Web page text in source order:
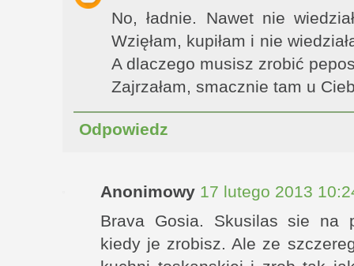
No, ładnie. Nawet nie
Wzięłam, kupiłam i nie
A dlaczego musisz zrobić
Zajrzałam, smacznie tam u
Odpowiedz
Anonimowy 17 lutego 2013
Brava Gosia. Skusilas sie na
kiedy je zrobisz. Ale ze